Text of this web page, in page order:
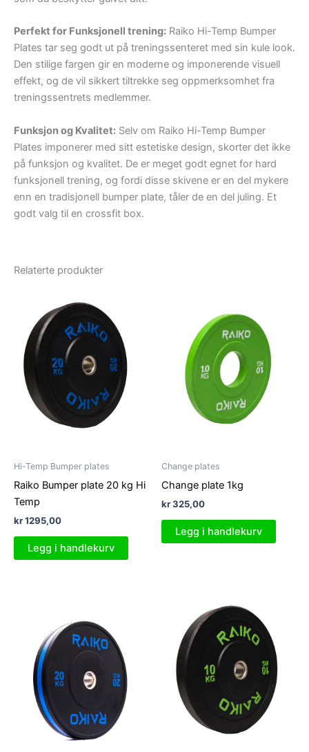
Perfekt for Funksjonell trening: Raiko Hi-Temp Bumper
Plates tar seg godt ut på treningssenteret med sin kule look.
Den stilige fargen gir en moderne og imponerende visuell
effekt, og de vil sikkert tiltrekke seg oppmerksomhet fra
treningssentrets medlemmer.
Funksjon og Kvalitet: Selv om Raiko Hi-Temp Bumper
Plates imponerer med sitt estetiske design, skorter det ikke
på funksjon og kvalitet. De er meget godt egnet for hard
funksjonell trening, og fordi disse skivene er en del mykere
enn en tradisjonell bumper plate, tåler de en del juling. Et
godt valg til en crossfit box.
Relaterte produkter
Hi-Temp Bumper plates
Raiko Bumper plate 20 kg Hi
Temp
kr1295,00
Legg i handlekurv
Change plates
Change plate 1kg
kr325,00
Legg i handlekurv